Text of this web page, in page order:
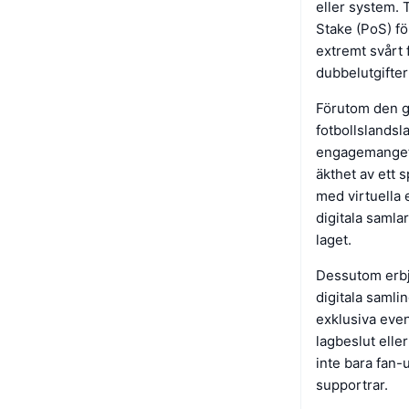
eller system.
Stake (PoS)
extremt svårt
Förutom den
äkthet av ett
med virtuella
digitala
laget.
Dessutom
digitala
exklusiva
lagbeslut
inte bara fan-
supportrar.